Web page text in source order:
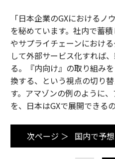
「日本企業のGXにおける
を秘めています。社内で蓄
やサプライチェーンにおけ
して外部サービス化すれば
る。『内向け』の取り組み
換する、という視点の切り
す。アマゾンの例のように
を、日本はGXで展開できる
次ページ ＞ 国内で予